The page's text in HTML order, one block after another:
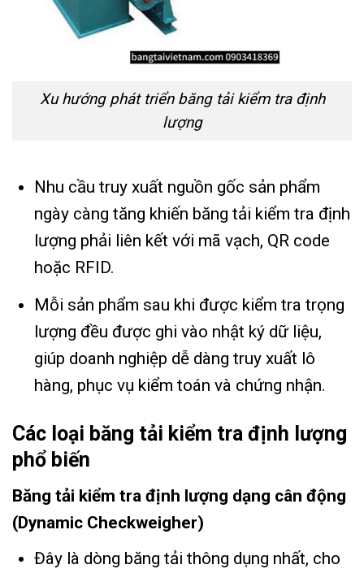
Xu hướng phát triển băng tải kiểm tra định
lượng
Nhu cầu truy xuất nguồn gốc sản phẩm
ngày càng tăng khiến băng tải kiểm tra định
lượng phải liên kết với mã vạch, QR code
hoặc RFID.
Mỗi sản phẩm sau khi được kiểm tra trọng
lượng đều được ghi vào nhật ký dữ liệu,
giúp doanh nghiệp dễ dàng truy xuất lô
hàng, phục vụ kiểm toán và chứng nhận.
Các loại băng tải kiểm tra định lượng
phổ biến
Băng tải kiểm tra định lượng dạng cân động
(Dynamic Checkweigher)
Đây là dòng băng tải thông dụng nhất, cho